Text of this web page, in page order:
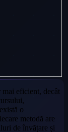
eficient, decât
o
metodă are
de învățare și